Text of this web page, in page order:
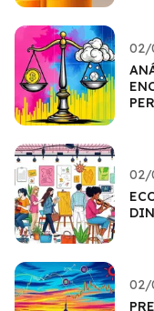
02/
02/
02/